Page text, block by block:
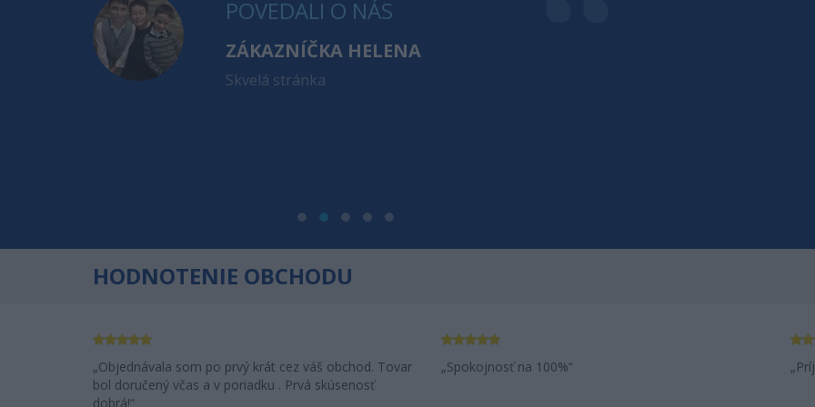
POVEDALI O NÁS
ZÁKAZNÍČKA HELENA
Skvelá stránka
HODNOTENIE OBCHODU
Objednávala som po prvý krát cez váš obchod. Tovar
bol doručený včas a v poriadku . Prvá skúsenosť
dobrá!
Spokojnosť na 100%